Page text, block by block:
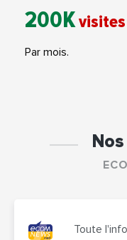
200K
Par mois.
Toute